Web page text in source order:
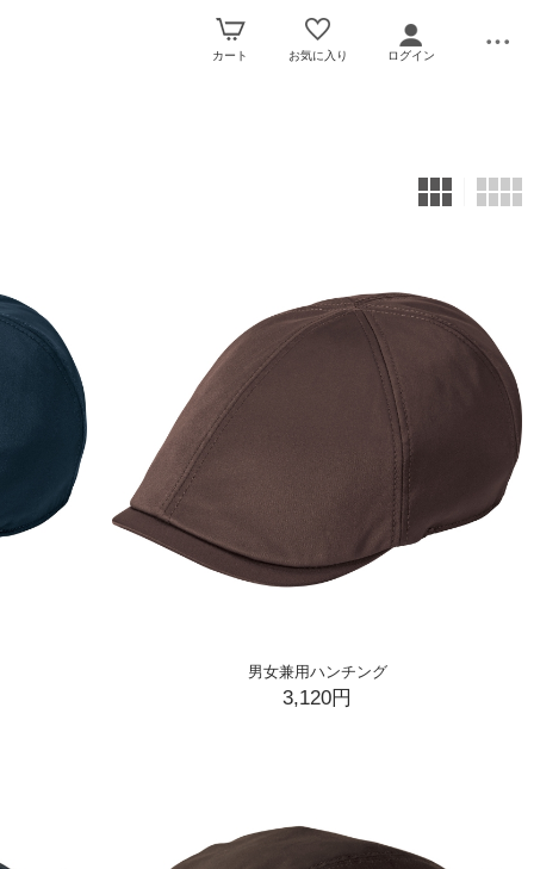
カート お気に入り ログイン
男女兼用ハンチング
3,120円